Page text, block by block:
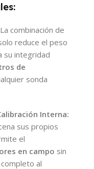
La combinación de
reduce el peso
su integridad
de
sonda
Interna:
sus propios
el
en campo sin
al